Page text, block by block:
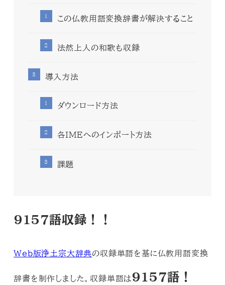
この仏教用語変換辞書が解決すること
法然上人の和歌も収録
導入方法
ダウンロード方法
各IMEへのインポート方法
課題
9157語収録！！
Web版浄土宗大辞典の収録単語を基に仏教用語変換
辞書を制作しました。収録単語は9157語！